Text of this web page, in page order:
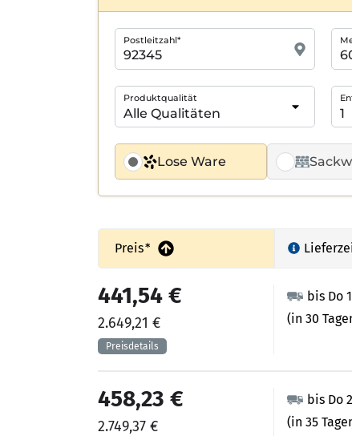
Lose Ware
Postleitzahl*
Produktqualität
Preis*
bis Do
(in 30
441,54 €
2.649,21 €
bis Do
(in 35
458,23 €
2.749,37 €